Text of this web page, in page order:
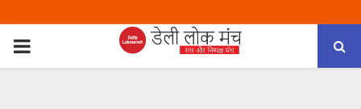
PRIMARY